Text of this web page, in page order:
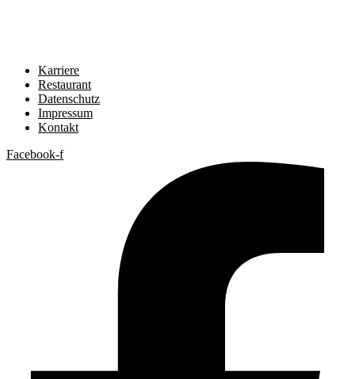
Karriere
Restaurant
Datenschutz
Impressum
Kontakt
Facebook-f